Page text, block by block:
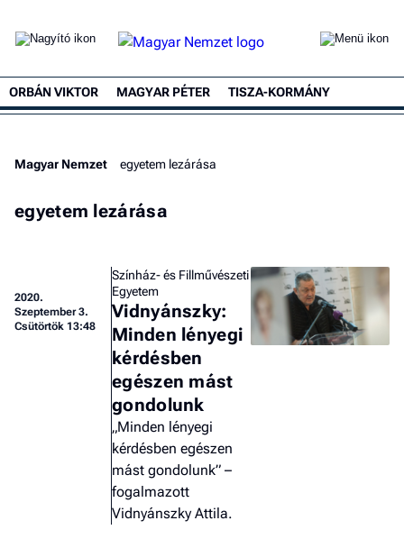
ORBÁN VIKTOR MAGYAR PÉTER TISZA-KORMÁNY
Magyar Nemzet egyetem lezárása
egyetem lezárása
2020.
Szeptember 3.
Csütörtök 13:48
Színház- és Fillművészeti
Egyetem
Vidnyánszky:
Minden lényegi
kérdésben
egészen mást
gondolunk
„Minden lényegi
kérdésben egészen
mást gondolunk” –
fogalmazott
Vidnyánszky Attila.